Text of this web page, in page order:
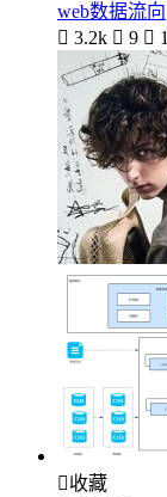
web数据流向
 3.2k  9  1
收藏